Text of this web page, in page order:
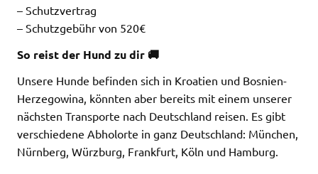
– Schutzvertrag
– Schutzgebühr von 520€
So reist der Hund zu dir 🚚
Unsere Hunde befinden sich in Kroatien und Bosnien-
Herzegowina, könnten aber bereits mit einem unserer
nächsten Transporte nach Deutschland reisen. Es gibt
verschiedene Abholorte in ganz Deutschland: München,
Nürnberg, Würzburg, Frankfurt, Köln und Hamburg.